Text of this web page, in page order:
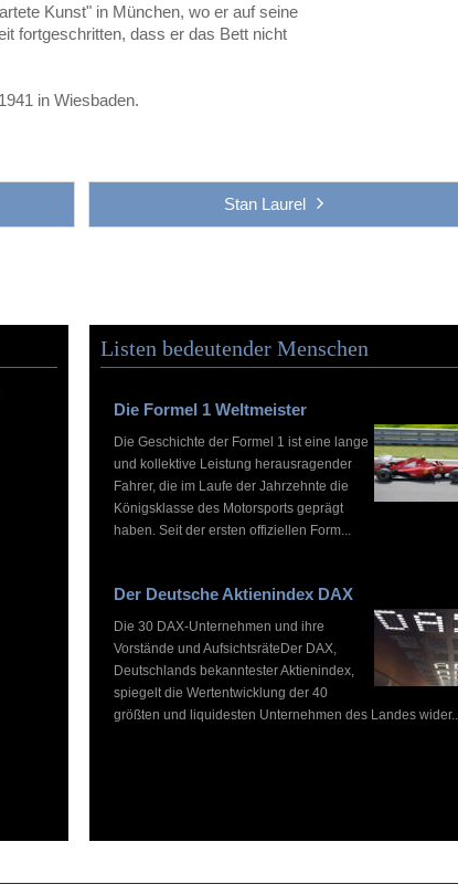
Kunst" in München, wo er auf seine
fortgeschritten, dass er das Bett nicht
in Wiesbaden.
Stan Laurel
Listen bedeutender Menschen
Die Formel 1 Weltmeister
Die Geschichte der Formel 1 ist eine lange
und kollektive Leistung herausragender
Fahrer, die im Laufe der Jahrzehnte die
Königsklasse des Motorsports geprägt
haben. Seit der ersten offiziellen Form...
Der Deutsche Aktienindex DAX
Die 30 DAX-Unternehmen und ihre
Vorstände und AufsichtsräteDer DAX,
Deutschlands bekanntester Aktienindex,
spiegelt die Wertentwicklung der 40
größten und liquidesten Unternehmen des Landes wider....